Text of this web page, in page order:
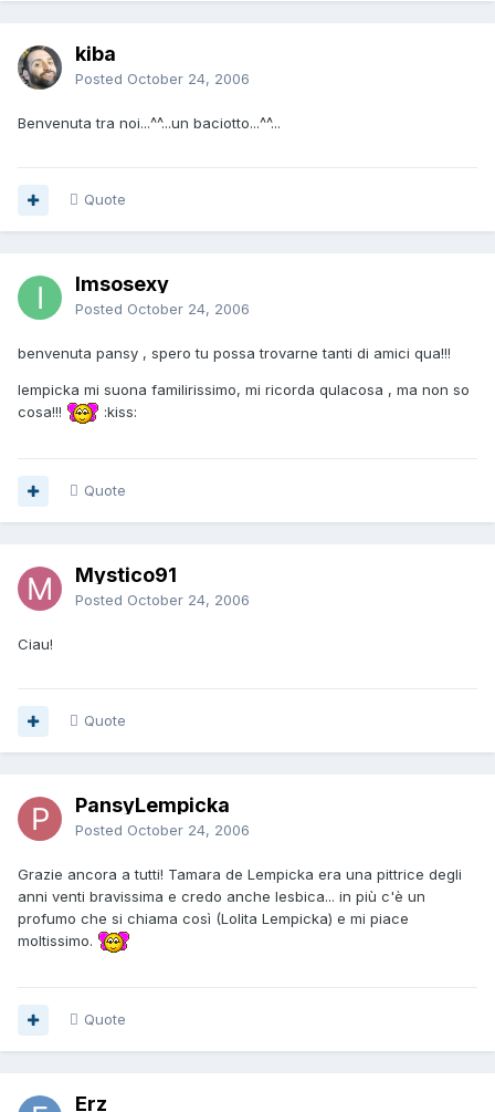
kiba
Posted October 24, 2006
Benvenuta tra noi...^^...un baciotto...^^...
Quote
Imsosexy
Posted October 24, 2006
benvenuta pansy , spero tu possa trovarne tanti di amici qua!!!
lempicka mi suona familirissimo, mi ricorda qulacosa , ma non so
cosa!!!
:kiss:
Quote
Mystico91
Posted October 24, 2006
Ciau!
Quote
PansyLempicka
Posted October 24, 2006
Grazie ancora a tutti! Tamara de Lempicka era una pittrice degli
anni venti bravissima e credo anche lesbica... in più c'è un
profumo che si chiama così (Lolita Lempicka) e mi piace
moltissimo.
Quote
Erz